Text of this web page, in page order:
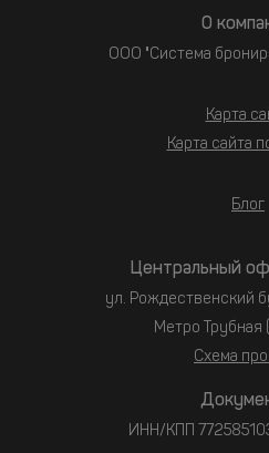
О
ООО "Система
Карта
Карта сайта
Блог
ИНН/КПП
Центральный
ул. Рождественский
Метро Трубная
Схема